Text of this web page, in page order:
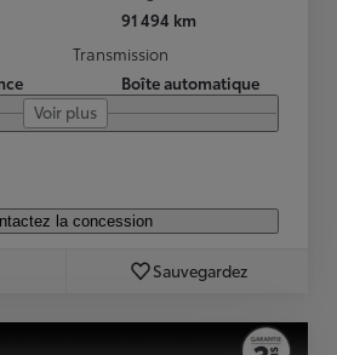
91 494 km
Transmission
Boîte automatique
Voir plus
la concession
Sauvegardez